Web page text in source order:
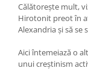
Călătorește mult,
Hirotonit preot în
Alexandria și să se
Aici întemeiază o
unui creștinism